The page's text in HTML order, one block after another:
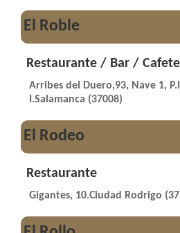
El Roble
Restaurante / Bar /
Arribes del Duero,93, Nave 1,
I.Salamanca (37008)
El Rodeo
Restaurante
Gigantes, 10.Ciudad Rodrigo